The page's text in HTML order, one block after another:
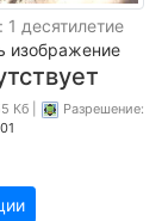
десятилетие
изображение
Кб |
Разрешение: